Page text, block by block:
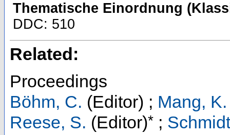
Thematische Einordnung
DDC: 510
Related:
Proceedings
Böhm, C. (Editor) ; Mang, K.
Reese, S. (Editor)* ;